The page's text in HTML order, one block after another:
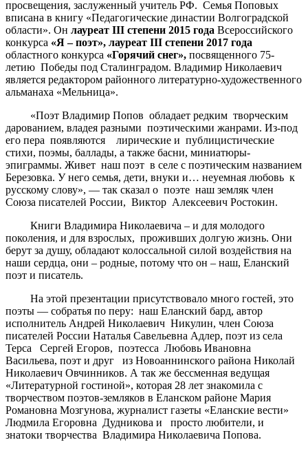
просвещения, заслуженный учитель РФ. Семья Поповых
вписана в книгу «Педагогические династии Волгоградской
области». Он лауреат III степени 2015 года Всероссийского
конкурса «Я – поэт», лауреат III степени 2017 года
областного конкурса «Горячий снег», посвященного 75-
летию Победы под Сталинградом. Владимир Николаевич
является редактором районного литературно-художественного
альманаха «Мельница».
«Поэт Владимир Попов обладает редким творческим
дарованием, владея разными поэтическими жанрами. Из-под
его пера появляются лирические и публицистические
стихи, поэмы, баллады, а также басни, миниатюры-
эпиграммы. Живет наш поэт в селе с поэтическим названием
Березовка. У него семья, дети, внуки и… неуемная любовь к
русскому слову», — так сказал о поэте наш земляк член
Союза писателей России, Виктор Алексеевич Ростокин.
Книги Владимира Николаевича – и для молодого
поколения, и для взрослых, проживших долгую жизнь. Они
берут за душу, обладают колоссальной силой воздействия на
наши сердца, они – родные, потому что он – наш, Еланский
поэт и писатель.
На этой презентации присутствовало много гостей, это
поэты — собратья по перу: наш Еланский бард, автор
исполнитель Андрей Николаевич Никулин, член Союза
писателей России Наталья Савельевна Адлер, поэт из села
Терса Сергей Егоров, поэтесса Любовь Ивановна
Васильева, поэт и друг из Новоаннинского района Николай
Николаевич Овчинников. А так же бессменная ведущая
«Литературной гостиной», которая 28 лет знакомила с
творчеством поэтов-земляков в Еланском районе Мария
Романовна Мозгунова, журналист газеты «Еланские вести»
Людмила Егоровна Дудникова и просто любители, и
знатоки творчества Владимира Николаевича Попова.